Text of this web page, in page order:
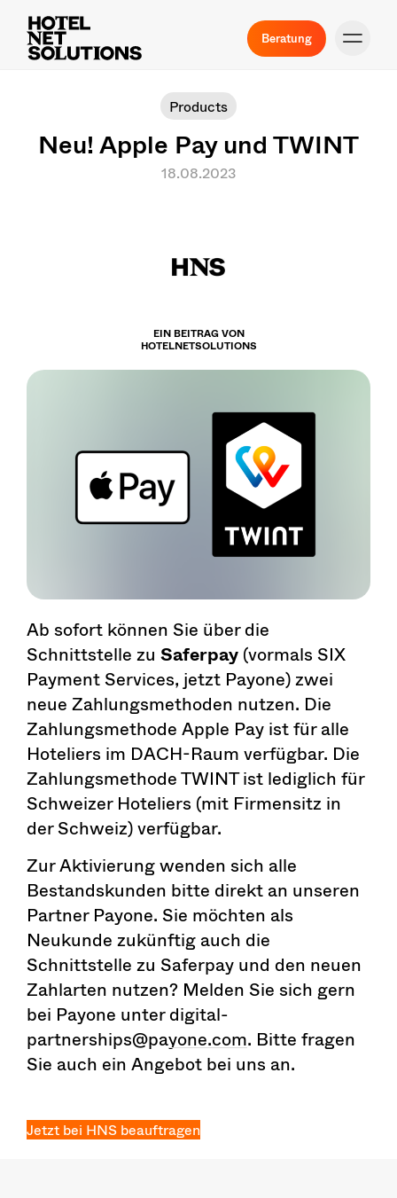
Beratung
Products
Neu! Apple Pay und TWINT
18.08.2023
EIN BEITRAG VON
HOTELNETSOLUTIONS
Ab sofort können Sie über die
Schnittstelle zu Saferpay(vormals SIX
Payment Services, jetzt Payone) zwei
neue Zahlungsmethoden nutzen. Die
Zahlungsmethode Apple Pay ist für alle
Hoteliers im DACH-Raum verfügbar. Die
Zahlungsmethode TWINT ist lediglich für
Schweizer Hoteliers (mit Firmensitz in
der Schweiz) verfügbar.
Zur Aktivierung wenden sich alle
Bestandskunden bitte direkt an unseren
Partner Payone. Sie möchten als
Neukunde zukünftig auch die
Schnittstelle zu Saferpay und den neuen
Zahlarten nutzen? Melden Sie sich gern
bei Payone unterdigital-
partnerships@payone.com. Bitte fragen
Sie auch ein Angebot bei uns an.
Jetzt bei HNS beauftragen